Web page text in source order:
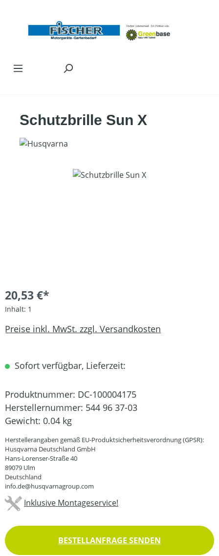
Schutzbrille Sun X
Bildergalerie überspringen
20,53 €*
Inhalt: 1
Preise inkl. MwSt. zzgl. Versandkosten
Sofort verfügbar, Lieferzeit:
Produktnummer: DC-100004175
Herstellernummer: 544 96 37-03
Gewicht: 0.04 kg
Herstellerangaben gemäß EU-Produktsicherheitsverordnung (GPSR):
Husqvarna Deutschland GmbH
Hans-Lorenser-Straße 40
89079 Ulm
Deutschland
info.de@husqvarnagroup.com
Inklusive Montageservice!
BESTELLANFRAGE SENDEN